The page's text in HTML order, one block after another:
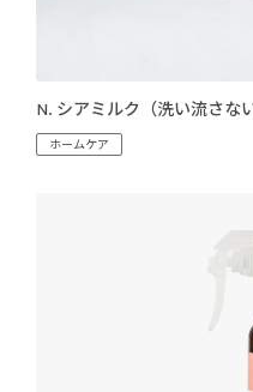
N. シアミルク（洗い流さな
ホームケア